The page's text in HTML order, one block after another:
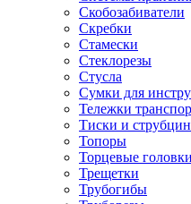
Скобозабиватели
Скребки
Стамески
Стеклорезы
Стусла
Сумки для
Тележки
Тиски и
Топоры
Торцевые головки
Трещетки
Трубогибы